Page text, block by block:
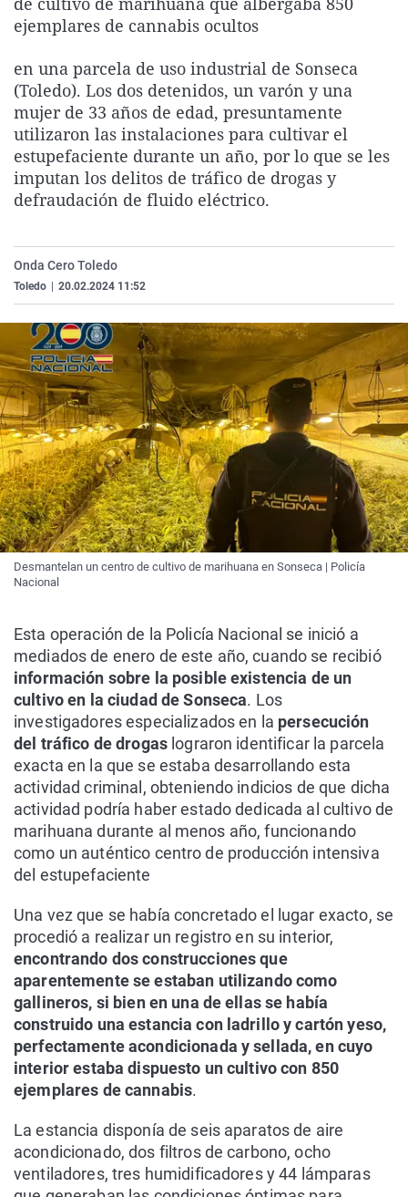
La rosa de los vientos
Como el perro y el
Caso
Equipo de
Operación Viuda
Extremadura
La Rioja
Navarra
País Vasco
Virales
Elecciones
ejemplares de cannabis ocultos
en una parcela de uso industrial de Sonseca
(Toledo). Los dos detenidos, un varón y una
mujer de 33 años de edad, presuntamente
utilizaron las instalaciones para cultivar el
estupefaciente durante un año, por lo que se les
imputan los delitos de tráfico de drogas y
defraudación de fluido eléctrico.
Onda Cero Toledo
Toledo 20.02.2024 11:52
Desmantelan un centro de cultivo de marihuana en Sonseca | Policía
Nacional
Esta operación de la Policía Nacional se inició a
mediados de enero de este año, cuando se recibió
información sobre la posible existencia de un
cultivo en la ciudad de Sonseca. Los
investigadores especializados en la persecución
del tráfico de drogaslograron identificar la parcela
exacta en la que se estaba desarrollando esta
actividad criminal, obteniendo indicios de que dicha
actividad podría haber estado dedicada al cultivo de
marihuana durante al menos año, funcionando
como un auténtico centro de producción intensiva
del estupefaciente
Una vez que se había concretado el lugar exacto, se
procedió a realizar un registro en su interior,
encontrando dos construcciones que
aparentemente se estaban utilizando como
gallineros, si bien en una de ellas se había
construido una estancia con ladrillo y cartón yeso,
perfectamente acondicionada y sellada, en cuyo
interior estaba dispuesto un cultivo con 850
ejemplares de cannabis.
La estancia disponía de seis aparatos de aire
acondicionado, dos filtros de carbono, ocho
ventiladores, tres humidificadores y 44 lámparas